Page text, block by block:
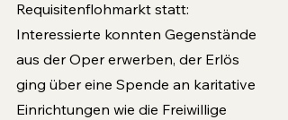
Requisitenflohmarkt statt:
Interessierte konnten Gegenstände
aus der Oper erwerben, der Erlös
ging über eine Spende an karitative
Einrichtungen wie die Freiwillige